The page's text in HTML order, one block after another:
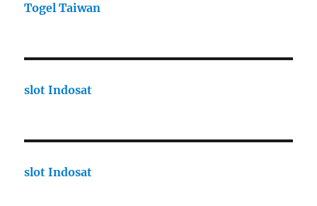
Togel Taiwan
slot Indosat
slot Indosat